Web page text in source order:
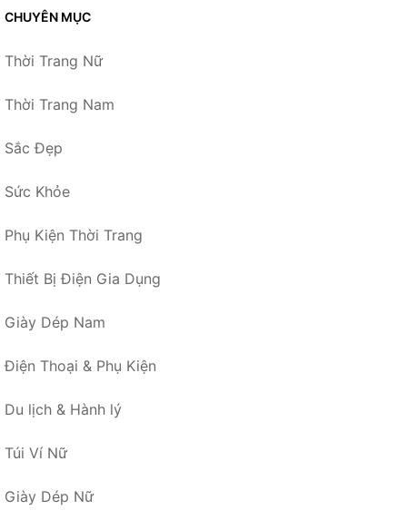
CHUYÊN MỤC
Thời Trang Nữ
Thời Trang Nam
Sắc Đẹp
Sức Khỏe
Phụ Kiện Thời Trang
Thiết Bị Điện Gia Dụng
Giày Dép Nam
Điện Thoại & Phụ Kiện
Du lịch & Hành lý
Túi Ví Nữ
Giày Dép Nữ